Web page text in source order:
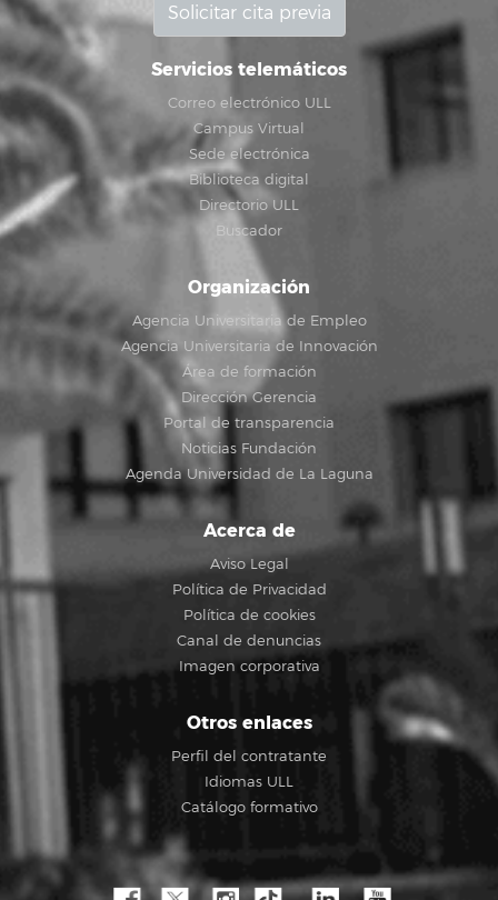
Solicitar cita previa
Servicios telemáticos
Correo electrónico ULL
Campus Virtual
Sede electrónica
Biblioteca digital
Directorio ULL
Buscador
Organización
Agencia Universitaria de Empleo
Agencia Universitaria de Innovación
Área de formación
Dirección Gerencia
Portal de transparencia
Noticias Fundación
Agenda Universidad de La Laguna
Acerca de
Aviso Legal
Política de Privacidad
Política de cookies
Canal de denuncias
Imagen corporativa
Otros enlaces
Perfil del contratante
Idiomas ULL
Catálogo formativo